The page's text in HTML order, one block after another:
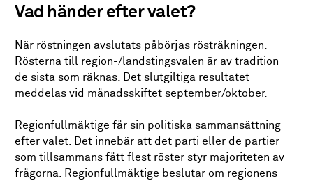
Vad händer efter valet?
När röstningen avslutats påbörjas rösträkningen.
Rösterna till region-/landstingsvalen är av tradition
de sista som räknas. Det slutgiltiga resultatet
meddelas vid månadsskiftet september/oktober.
Regionfullmäktige får sin politiska sammansättning
efter valet. Det innebär att det parti eller de partier
som tillsammans fått flest röster styr majoriteten av
frågorna. Regionfullmäktige beslutar om regionens